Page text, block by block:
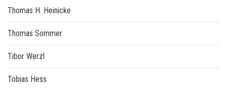
Thomas H. Heinicke
Thomas Sommer
Tibor Werzl
Tobias Hess